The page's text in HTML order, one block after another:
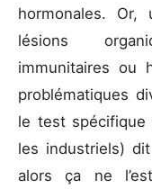
hormonales. Or,
lésions
immunitaires ou
problématiques
le test spécifique
les industriels)
alors ça ne